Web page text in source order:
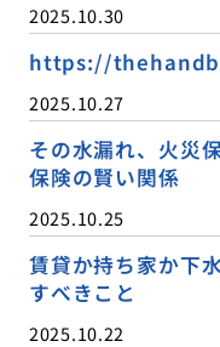
2025.10.30
https://
2025.10.27
その水漏れ、火災
保険の賢い関係
2025.10.25
賃貸か持ち家か下
すべきこと
2025.10.22